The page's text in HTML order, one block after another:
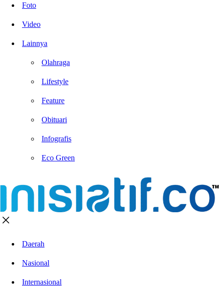
Foto
Video
Lainnya
Olahraga
Lifestyle
Feature
Obituari
Infografis
Eco Green
Daerah
Nasional
Internasional